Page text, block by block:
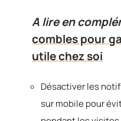
A lire en
combles pour
utile chez soi
Désactiver les
sur mobile pour